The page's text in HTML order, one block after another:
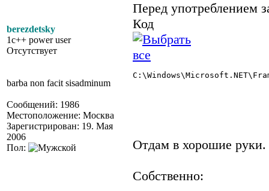
berezdetsky
1c++ power user
Отсутствует
barba non facit sisadminum
Сообщений: 1986
Местоположение: Москва
Зарегистрирован: 19. Мая
2006
Пол:
Перед употреблением
Код
Отдам в хорошие
Собственно: